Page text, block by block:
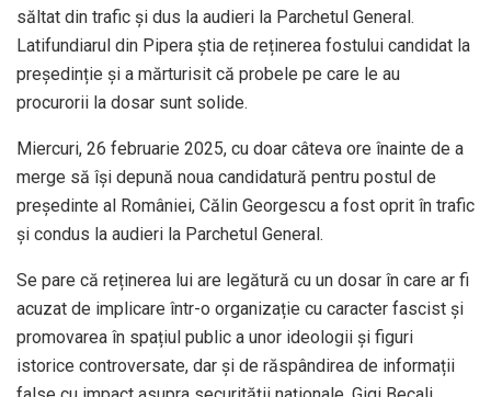
săltat din trafic și dus la audieri la Parchetul General.
Latifundiarul din Pipera știa de reținerea fostului candidat la
președinție și a mărturisit că probele pe care le au
procurorii la dosar sunt solide.
Miercuri, 26 februarie 2025, cu doar câteva ore înainte de a
merge să își depună noua candidatură pentru postul de
președinte al României, Călin Georgescu a fost oprit în trafic
și condus la audieri la Parchetul General.
Se pare că reținerea lui are legătură cu un dosar în care ar fi
acuzat de implicare într-o organizație cu caracter fascist și
promovarea în spațiul public a unor ideologii și figuri
istorice controversate, dar și de răspândirea de informații